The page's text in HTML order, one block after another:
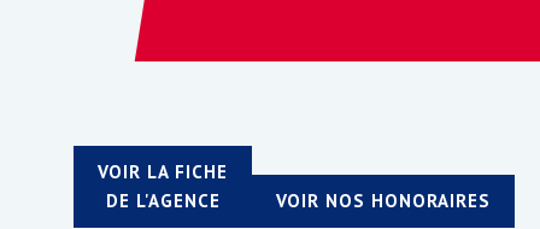
VOIR LA FICHE
DE L'AGENCE
VOIR NOS HONORAIRES